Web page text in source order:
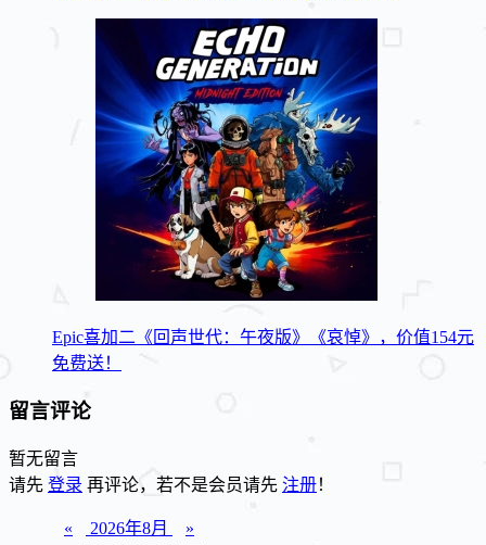
Epic喜加二《回声世代：午夜版》《哀悼》，价值154元
免费送！
留言评论
暂无留言
请先 登录 再评论，若不是会员请先 注册！
« 2026年8月 »